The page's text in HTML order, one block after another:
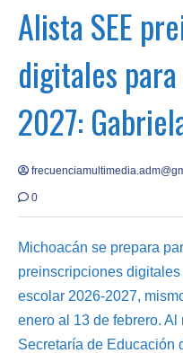
Alista SEE
digitales
2027:
0
Michoacán se prepara
preinscripciones
escolar 2026-2027,
enero al 13 de febrero.
Secretaría de Educación